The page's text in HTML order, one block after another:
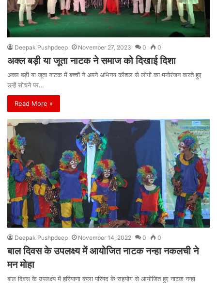
Deepak Pushpdeep November 27, 2023 0 0
अक्ल बड़ी या जूता नाटक ने समाज को दिखाई दिशा
अक्ल बड़ी या जूता नाटक में बच्चों ने अपने अभिनय कौशल से लोगों का मनोरंजन करते हुए
उन्हें सोचने पर…
Read More »
Deepak Pushpdeep November 14, 2022 0 0
बाल दिवस के उपलक्ष्य में आयोजित नाटक नन्हा नकलची ने
मन मोहा
बाल दिवस के उपलक्ष्य में हरियाणा कला परिषद के सहयोग से आयोजित हुए नाटक नन्हा